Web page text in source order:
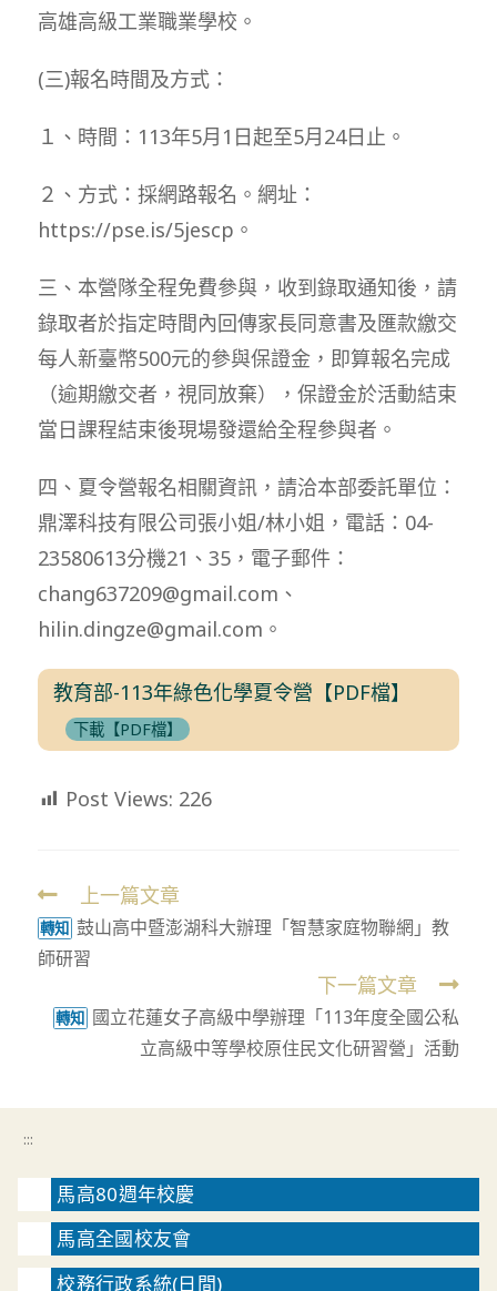
高雄高級工業職業學校。
(三)報名時間及方式：
１、時間：113年5月1日起至5月24日止。
２、方式：採網路報名。網址：
https://pse.is/5jescp。
三、本營隊全程免費參與，收到錄取通知後，請
錄取者於指定時間內回傳家長同意書及匯款繳交
每人新臺幣500元的參與保證金，即算報名完成
（逾期繳交者，視同放棄），保證金於活動結束
當日課程結束後現場發還給全程參與者。
四、夏令營報名相關資訊，請洽本部委託單位：
鼎澤科技有限公司張小姐/林小姐，電話：04-
23580613分機21、35，電子郵件：
chang637209@gmail.com、
hilin.dingze@gmail.com。
教育部-113年綠色化學夏令營【PDF檔】
下載【PDF檔】
Post Views: 226
Read
more
articles
上一篇文章
轉知 鼓山高中暨澎湖科大辦理「智慧家庭物聯網」教
師研習
下一篇文章
轉知 國立花蓮女子高級中學辦理「113年度全國公私
立高級中等學校原住民文化研習營」活動
:::
馬高80週年校慶
馬高全國校友會
校務行政系統(日間)